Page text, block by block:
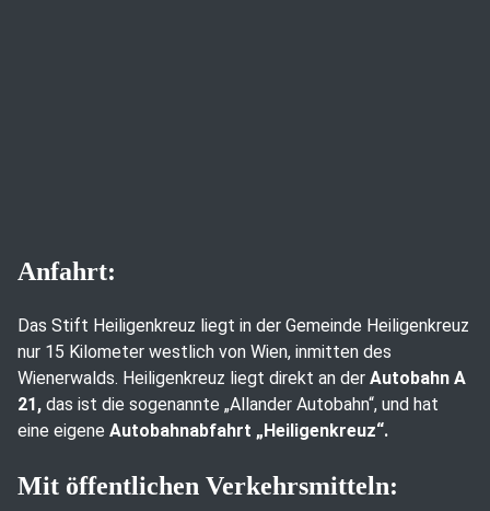
Anfahrt:
Das Stift Heiligenkreuz liegt in der Gemeinde Heiligenkreuz
nur 15 Kilometer westlich von Wien, inmitten des
Wienerwalds. Heiligenkreuz liegt direkt an der Autobahn A
21, das ist die sogenannte „Allander Autobahn“, und hat
eine eigene Autobahnabfahrt „Heiligenkreuz“.
Mit öffentlichen Verkehrsmitteln: